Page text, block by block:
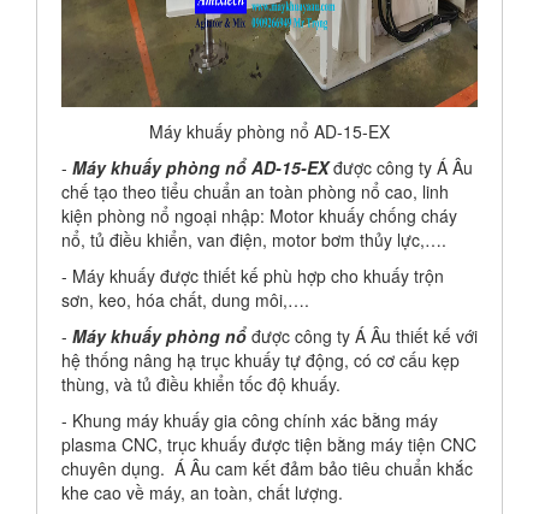
Máy khuấy phòng nổ AD-15-EX
- Máy khuấy phòng nổ AD-15-EXđược công ty Á Âu
chế tạo theo tiểu chuẩn an toàn phòng nổ cao, linh
kiện phòng nổ ngoại nhập: Motor khuấy chống cháy
nổ, tủ điều khiển, van điện, motor bơm thủy lực,….
- Máy khuấy được thiết kế phù hợp cho khuấy trộn
sơn, keo, hóa chất, dung môi,….
- Máy khuấy phòng nổ được công ty Á Âu thiết kế với
hệ thống nâng hạ trục khuấy tự động, có cơ cấu kẹp
thùng, và tủ điều khiển tốc độ khuấy.
- Khung máy khuấy gia công chính xác bằng máy
plasma CNC, trục khuấy được tiện bằng máy tiện CNC
chuyên dụng. Á Âu cam kết đảm bảo tiêu chuẩn khắc
khe cao về máy, an toàn, chất lượng.